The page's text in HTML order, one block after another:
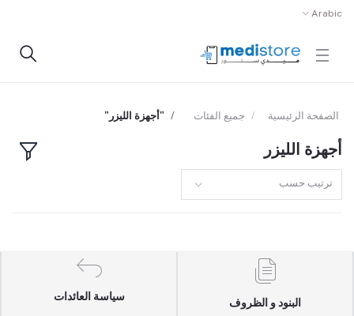
Arabic
الصفحة الرئيسية جميع الفئات "أجهزة الليزر"
أجهزة الليزر
ترتيب حسب
البنود و الظروف
سياسة العائدات